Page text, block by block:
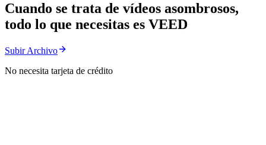
Cuando se trata de vídeos asombrosos,
todo lo que necesitas es VEED
Subir Archivo
No necesita tarjeta de crédito